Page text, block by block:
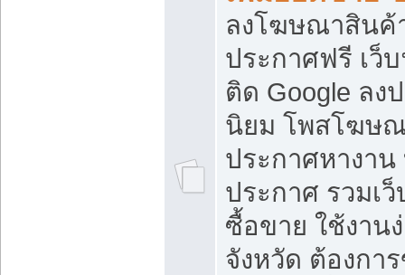
ลงโฆษณาสิน
ประกาศฟรี เว็
ติด Google ลง
นิยม โพสโฆษ
ประกาศหางาน
ประกาศ รวมเ
ซื้อขาย ใช้งาน
จังหวัด ต้องกา